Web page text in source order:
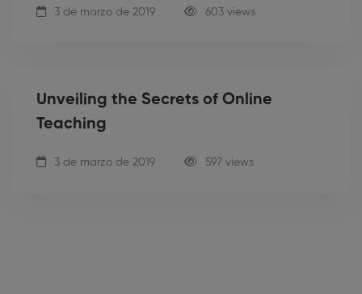
3 de marzo de 2019 603 views
Unveiling the Secrets of Online
Teaching
3 de marzo de 2019 597 views